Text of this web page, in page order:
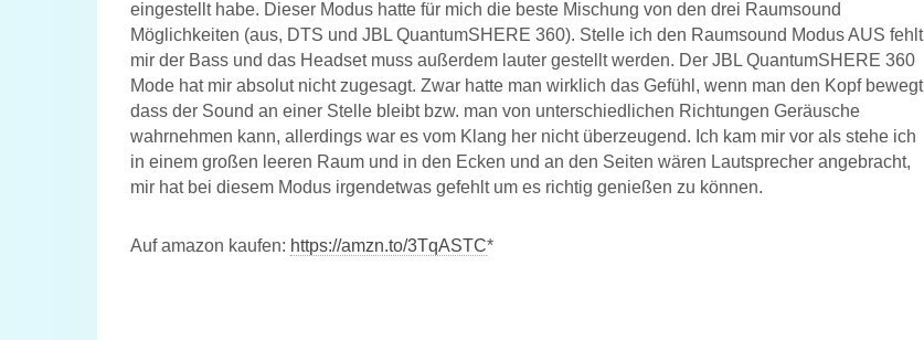
eingestellt habe. Dieser Modus hatte für mich die beste Mischung von den drei Raumsound
Möglichkeiten (aus, DTS und JBL QuantumSHERE 360). Stelle ich den Raumsound Modus AUS fehlt
mir der Bass und das Headset muss außerdem lauter gestellt werden. Der JBL QuantumSHERE 360
Mode hat mir absolut nicht zugesagt. Zwar hatte man wirklich das Gefühl, wenn man den Kopf bewegt
dass der Sound an einer Stelle bleibt bzw. man von unterschiedlichen Richtungen Geräusche
wahrnehmen kann, allerdings war es vom Klang her nicht überzeugend. Ich kam mir vor als stehe ich
in einem großen leeren Raum und in den Ecken und an den Seiten wären Lautsprecher angebracht,
mir hat bei diesem Modus irgendetwas gefehlt um es richtig genießen zu können.
Auf amazon kaufen: https://amzn.to/3TqASTC*